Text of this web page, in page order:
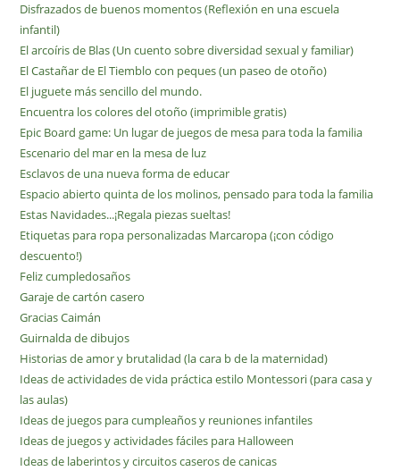
Disfrazados de buenos momentos (Reflexión en una escuela
infantil)
El arcoíris de Blas (Un cuento sobre diversidad sexual y familiar)
El Castañar de El Tiemblo con peques (un paseo de otoño)
El juguete más sencillo del mundo.
Encuentra los colores del otoño (imprimible gratis)
Epic Board game: Un lugar de juegos de mesa para toda la familia
Escenario del mar en la mesa de luz
Esclavos de una nueva forma de educar
Espacio abierto quinta de los molinos, pensado para toda la familia
Estas Navidades...¡Regala piezas sueltas!
Etiquetas para ropa personalizadas Marcaropa (¡con código
descuento!)
Feliz cumpledosaños
Garaje de cartón casero
Gracias Caimán
Guirnalda de dibujos
Historias de amor y brutalidad (la cara b de la maternidad)
Ideas de actividades de vida práctica estilo Montessori (para casa y
las aulas)
Ideas de juegos para cumpleaños y reuniones infantiles
Ideas de juegos y actividades fáciles para Halloween
Ideas de laberintos y circuitos caseros de canicas